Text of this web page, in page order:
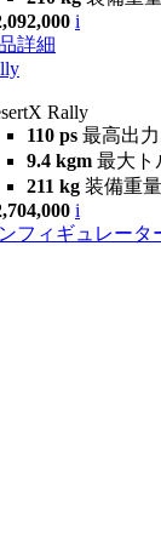
i
詳細
Rally
110 ps 最高出力
9.4 kgm 最大ト
211 kg 装備重
i
フィギュレータ